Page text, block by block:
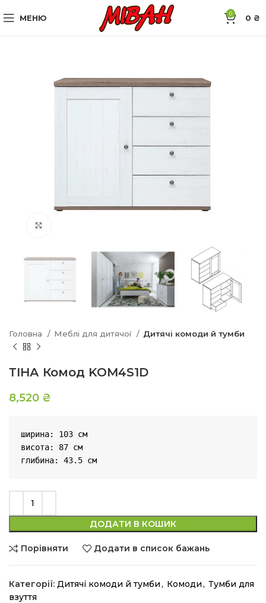
МЕНЮ 0 0 ₴
Головна Меблі для дитячої Дитячі комоди й тумби
ТІНА Комод KOM4S1D
8,520 ₴
ширина: 103 см
висота: 87 см
глибина: 43.5 см
ДОДАТИ В КОШИК
Порівняти Додати в список бажань
Категорії: Дитячі комоди й тумби, Комоди, Тумби для
взуття